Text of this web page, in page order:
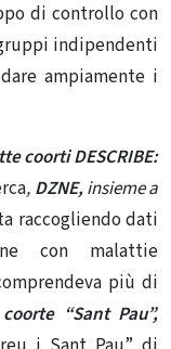
di controllo con
indipendenti
ampiamente i
coorti DESCRIBE:
, DZNE, insieme a
raccogliendo dati
con malattie
più di
“Sant Pau”,